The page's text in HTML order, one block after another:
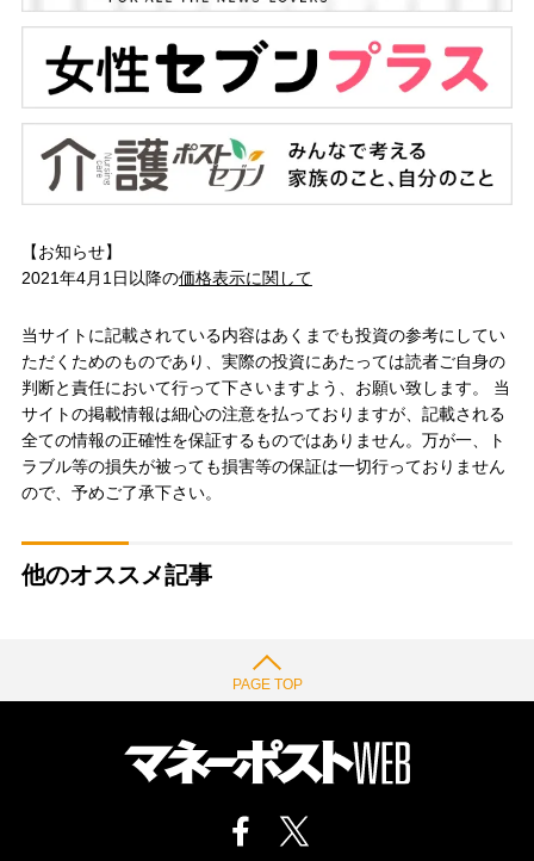
【お知らせ】
2021年4月1日以降の価格表示に関して
当サイトに記載されている内容はあくまでも投資の参考にしてい
ただくためのものであり、実際の投資にあたっては読者ご自身の
判断と責任において行って下さいますよう、お願い致します。 当
サイトの掲載情報は細心の注意を払っておりますが、記載される
全ての情報の正確性を保証するものではありません。万が一、ト
ラブル等の損失が被っても損害等の保証は一切行っておりません
ので、予めご了承下さい。
他のオススメ記事
PAGE TOP